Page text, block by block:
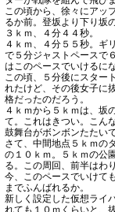
この頃から、徐々にアッ
るか前。登坂より下り坂
３ｋｍ、４分４４秒。
４ｋｍ、４分５５秒。ギ
で５分ジャストペースで
はこのペースでいけるに
この頃、５分後にスター
れたけど、その後女子に
格だったのだろう。
４ｋｍから５ｋｍは、坂
て。これはきつい。こん
鼓舞台がボンボンたたい
さて、中間地点５ｋｍの
の１０ｋｍ。５ｋｍの公
る。この周回、前半はわ
今、このペースでいけて
までふんばれるか。
新しく設定した仮想ライ
れても１０ｍくらいと、